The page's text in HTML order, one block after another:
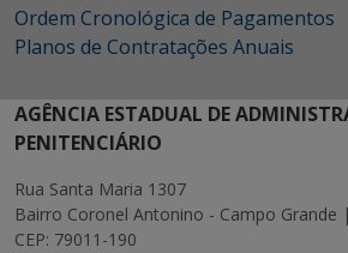
Ordem Cronológica de Pagamentos
Planos de Contratações Anuais
AGÊNCIA ESTADUAL DE
PENITENCIÁRIO
Rua Santa Maria 1307
Bairro Coronel Antonino - Campo Grande
CEP: 79011-190